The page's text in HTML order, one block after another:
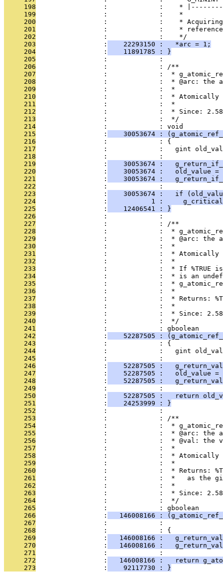
     198
:             :    *
     199
                 :             :    *
     200
:             :    *
     201
:             :    *
     202
                 :             :    */
     203
                 :
    22293150 :   *arc = 1;
     204
                 :
    11891785 : }
     205
                 :             :
     206
                 :             : /**
     207
:             :  *
     208
:             :  * @arc: the
     209
                 :             :  *
     210
:             :  *
     211
                 :             :  *
     212
                 :             :  * Since: 2.58
     213
                 :             :  */
     214
                 :             : void
     215
                 :
30053674 :
     216
                 :             : {
     217
:             :   gint
     218
                 :             :
     219
                 :
30053674 :
     220
                 :
30053674 :   old_value =
     221
                 :
30053674 :
     222
                 :             :
     223
                 :
30053674 :   if
     224
                 :
1 :
     225
                 :
    12406541 : }
     226
                 :             :
     227
                 :             : /**
     228
:             :  *
     229
:             :  * @arc: the
     230
                 :             :  *
     231
:             :  *
     232
                 :             :  *
     233
:             :  * If %TRUE
     234
:             :  * is an
     235
:             :  *
     236
                 :             :  *
     237
:             :  * Returns:
     238
                 :             :  *
     239
                 :             :  * Since: 2.58
     240
                 :             :  */
     241
                 :             : gboolean
     242
                 :
52287505 :
     243
                 :             : {
     244
:             :   gint
     245
                 :             :
     246
                 :
52287505 :
     247
                 :
52287505 :   old_value =
     248
                 :
52287505 :
     249
                 :             :
     250
                 :
52287505 :   return
     251
                 :
    24253999 : }
     252
                 :             :
     253
                 :             : /**
     254
:             :  *
     255
:             :  * @arc: the
     256
:             :  * @val: the
     257
                 :             :  *
     258
:             :  *
     259
                 :             :  *
     260
:             :  * Returns:
     261
:             :  *   as the
     262
                 :             :  *
     263
                 :             :  * Since: 2.58
     264
                 :             :  */
     265
                 :             : gboolean
     266
                 :
146008166 :
     267
:             :
     268
                 :             : {
     269
                 :
146008166 :
     270
                 :
146008166 :
     271
                 :             :
     272
                 :
146008166 :   return
     273
                 :
    92117730 : }